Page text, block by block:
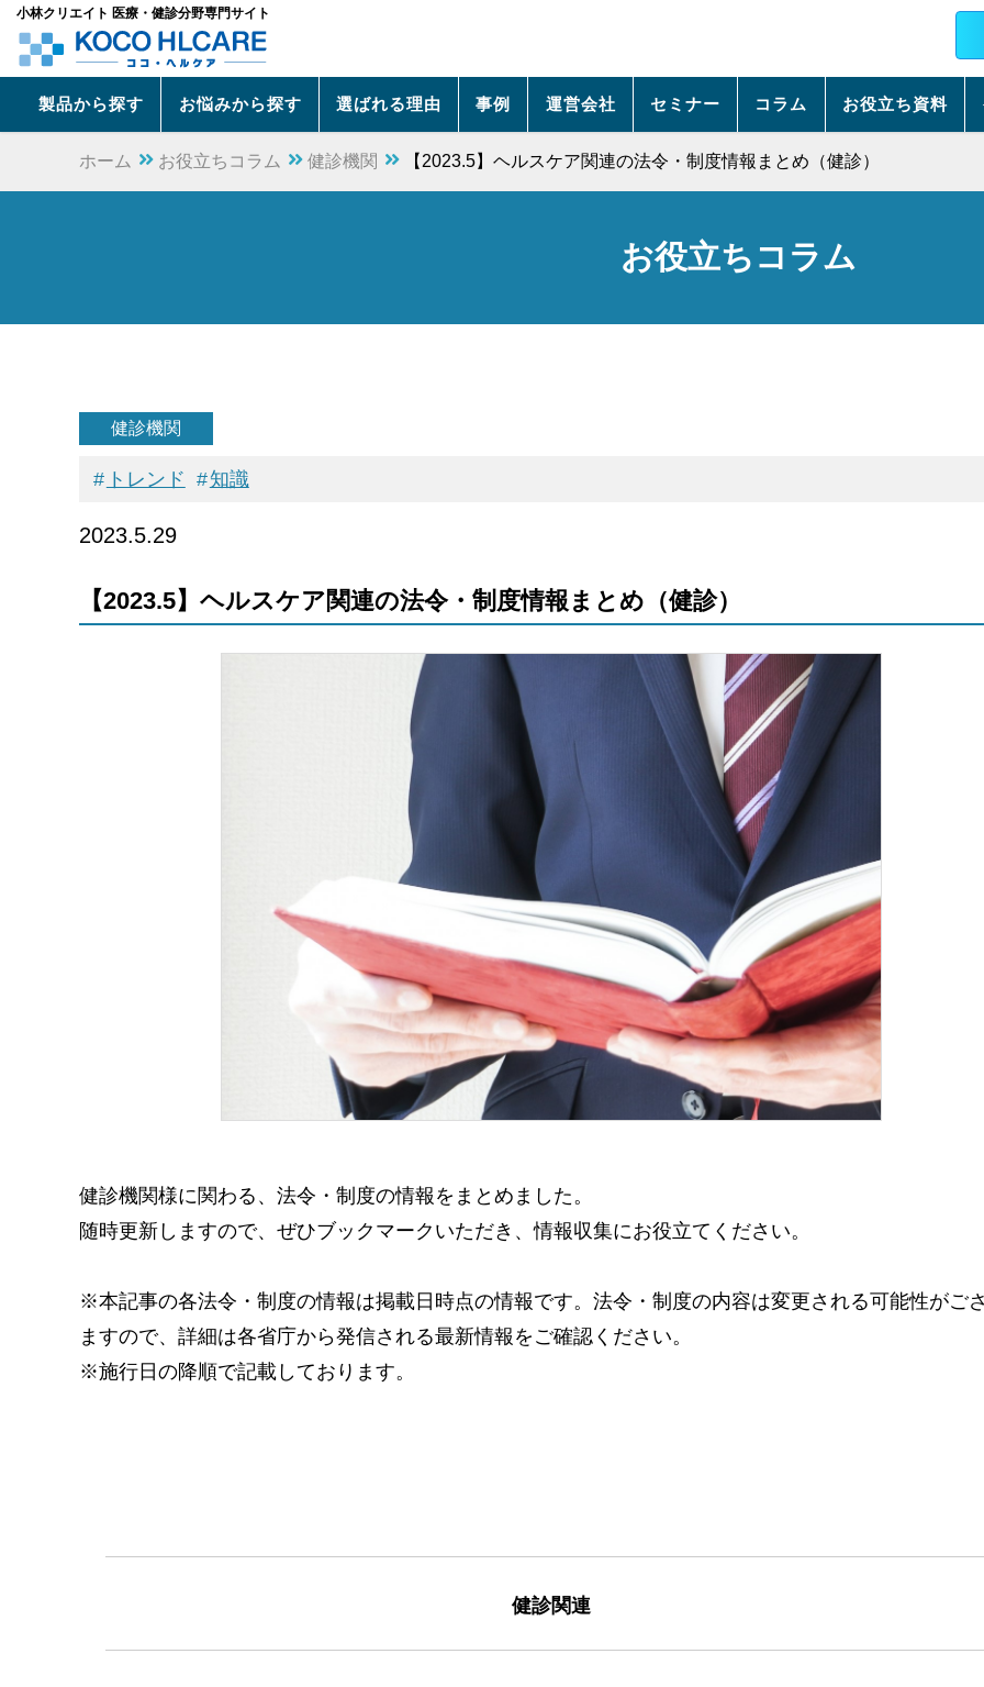
小林クリエイト 医療・健診分野専門サイト
製品から探す お悩みから探す 選ばれる理由 事例 運営会社 セミナー コラム お役立ち資料
ホーム お役立ちコラム 健診機関 【2023.5】ヘルスケア関連の法令・制度情報まとめ（健診）
お役立ちコラム
健診機関
トレンド 知識
2023.5.29
【2023.5】ヘルスケア関連の法令・制度情報まとめ（健診）
健診機関様に関わる、法令・制度の情報をまとめました。
随時更新しますので、ぜひブックマークいただき、情報収集にお役立てください。
※本記事の各法令・制度の情報は掲載日時点の情報です。法令・制度の内容は変更される可能性がご
ますので、詳細は各省庁から発信される最新情報をご確認ください。
※施行日の降順で記載しております。
健診関連